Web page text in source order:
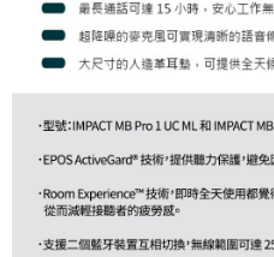
任。
４．使用「AFTEE先享後付」時，將
時審查核予不同之上限額度；若仍有
恩沛科技股份有限公司將有權停止該